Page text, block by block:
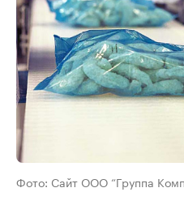
Фото: Сайт ООО “Группа